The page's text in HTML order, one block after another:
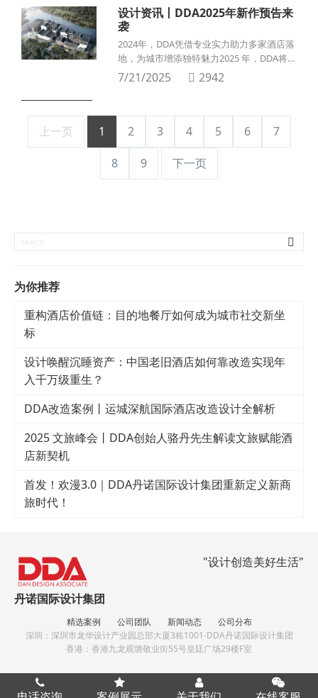
设计资讯丨DDA2025年新作预告来
袭
2024年，DDA凭借专业实力助力多家酒店落
地，为城市增添独特魅力2025 年，DDA将火
力全开迎来酒店设计新高峰全球多地布局，
活力都市核心区都将有 DDA 精心雕琢的佳
作呈现以下为部分令人翘首以盼的重点项目
7/21/2025 2942
上一页 1 2 3 4 5 6 7
8 9 下一页
为你推荐
重构酒店价值链：目的地餐厅如何成为城市社交新坐
标
设计唤醒沉睡资产：中国老旧酒店如何靠改造实现年
入千万级重生？
DDA改造案例丨运城深航国际酒店改造设计全解析
2025 文旅峰会丨DDA创始人骆丹先生解读文旅赋能酒
店新契机
首发！欢漫3.0｜DDA丹诺国际设计集团重新定义新商
旅时代！
"设计创造美好生活"
丹诺国际设计集团
精选案例 公司团队 新闻动态
公司分布
深圳：深圳市龙华设计产业园总部大厦3栋1001-DDA丹诺国际设计集团
香港：香港九龙观塘敬业街55号皇廷广场29楼F室
备案号：粤ICP备17285827号